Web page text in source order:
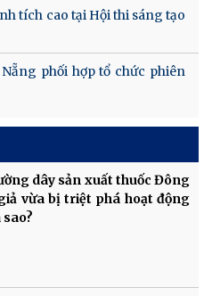
tích cao tại Hội thi sáng tạo
phối hợp tổ chức phiên
dây sản xuất thuốc Đông
vừa bị triệt phá hoạt động
sao?